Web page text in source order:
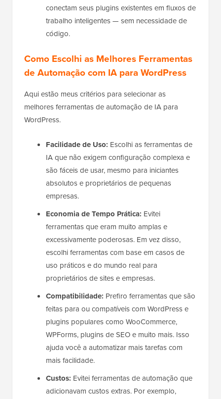
conectam seus plugins existentes em fluxos de
trabalho inteligentes — sem necessidade de
código.
Como Escolhi as Melhores Ferramentas
de Automação com IA para WordPress
Aqui estão meus critérios para selecionar as
melhores ferramentas de automação de IA para
WordPress.
Facilidade de Uso: Escolhi as ferramentas de
IA que não exigem configuração complexa e
são fáceis de usar, mesmo para iniciantes
absolutos e proprietários de pequenas
empresas.
Economia de Tempo Prática: Evitei
ferramentas que eram muito amplas e
excessivamente poderosas. Em vez disso,
escolhi ferramentas com base em casos de
uso práticos e do mundo real para
proprietários de sites e empresas.
Compatibilidade: Prefiro ferramentas que são
feitas para ou compatíveis com WordPress e
plugins populares como WooCommerce,
WPForms, plugins de SEO e muito mais. Isso
ajuda você a automatizar mais tarefas com
mais facilidade.
Custos: Evitei ferramentas de automação que
adicionavam custos extras. Por exemplo,